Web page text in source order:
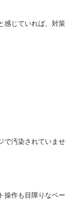
感じていれば、対策
で汚染されていませ
操作も目障りなペー